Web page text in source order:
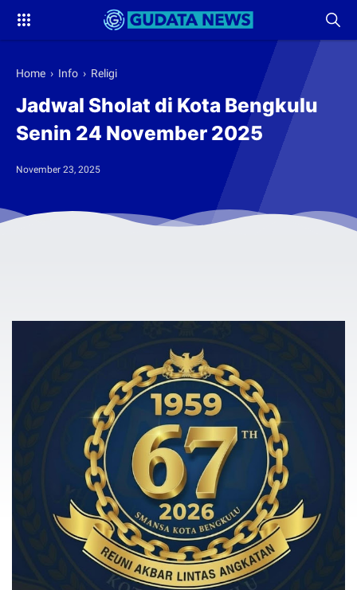
Home › Info › Religi
Jadwal Sholat di Kota Bengkulu
Senin 24 November 2025
November 23, 2025